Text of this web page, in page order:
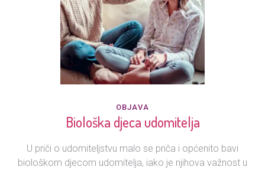
OBJAVA
Biološka djeca udomitelja
U priči o udomiteljstvu malo se priča i općenito bavi
biološkom djecom udomitelja, iako je njihova važnost u